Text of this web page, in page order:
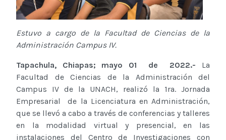
Estuvo a cargo de la Facultad de Ciencias de la
Administración Campus IV.
Tapachula, Chiapas; mayo 01 de 2022.- La
Facultad de Ciencias de la Administración del
Campus IV de la UNACH, realizó la 1ra. Jornada
Empresarial de la Licenciatura en Administración,
que se llevó a cabo a través de conferencias y talleres
en la modalidad virtual y presencial, en las
instalaciones del Centro de Investigaciones con